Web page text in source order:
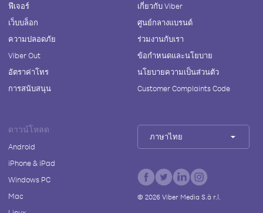
ฟีเจอร์
เว็บบล็อก
ความปลอดภัย
Viber Out
อัตราค่าโทร
การสนับสนุน
เกี่ยวกับ Viber
ศูนย์กลางแบรนด์
ร่วมงานกับเรา
ข้อกำหนดและนโยบาย
นโยบายความเป็นส่วนตัว
Customer Complaints Code
ดาวน์โหลด
Android
iPhone & iPad
Windows PC
Mac
ภาษาไทย
© 2026Viber Media S.à r.l.